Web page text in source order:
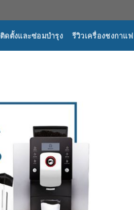
ติดตั้งและซ่อมบำรุง รีวิวเครื่องชงกาแฟ